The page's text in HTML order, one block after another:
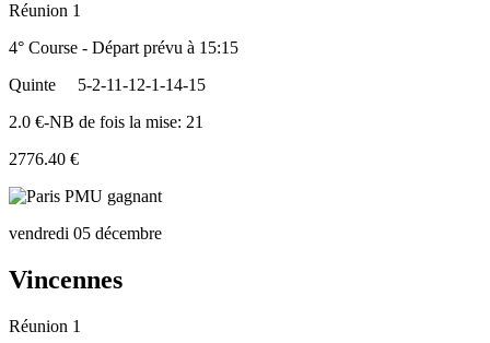
Réunion 1
4° Course - Départ prévu à 15:15
Quinte
5-2-11-12-1-14-15
2.0 €-NB de fois la mise: 21
2776.40 €
vendredi 05 décembre
Vincennes
Réunion 1